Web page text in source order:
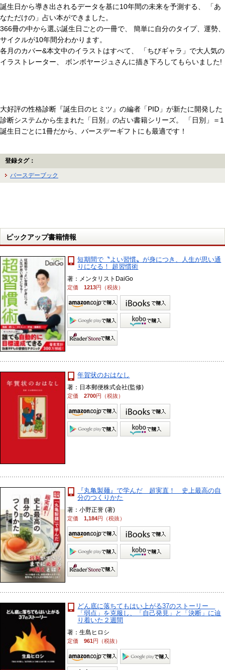
誕生日から導き出されるデータを基に10年間の未来を予測する、 「あ
なただけの」占い本ができました。
366冊の中から選ぶ誕生日ごとの一冊で、 簡単に自分のタイプ、運勢、
サイクルが10年間分わかります。
各月のカバー&本文中のイラストはすべて、 「ちびギャラ」で大人気の
イラストレーター、 ボンボヤージュさんに描き下ろしてもらいました!
大好評の性格診断『誕生日のヒミツ』の編者「PID」が新たに開発した
診断システムから生まれた「日別」の占い書籍シリーズ。 「日別」＝1
誕生日ごとに1冊だから、バースデーギフトにも最適です！
登録タグ：
バースデーブック
ピックアップ書籍情報
短期間で〝よい習慣〟が身につき、人生が思い通
りになる！ 超習慣術
著：メンタリストDaiGo
定価1213円（税抜）
年賀状のおはなし
著：日本郵便株式会社(監修)
定価2700円（税抜）
『丸亀製麺』で学んだ 超実直！ 史上最高の自
分のつくりかた
著：小野正誉 (著)
定価1,184円（税抜）
どん底に落ちてもはい上がる37のストーリー
「弱点」を克服し、「自己発見」と「決断」に辿
り着いた２週間
著：生島ヒロシ
定価961円（税抜）